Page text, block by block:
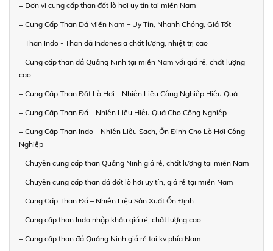
+ Đơn vị cung cấp than đốt lò hơi uy tín tại miền Nam
+ Cung Cấp Than Đá Miền Nam – Uy Tín, Nhanh Chóng, Giá Tốt
+ Than Indo - Than đá Indonesia chất lượng, nhiệt trị cao
+ Cung cấp than đá Quảng Ninh tại miền Nam với giá rẻ, chất lượng
cao
+ Cung Cấp Than Đốt Lò Hơi – Nhiên Liệu Công Nghiệp Hiệu Quả
+ Cung Cấp Than Đá – Nhiên Liệu Hiệu Quả Cho Công Nghiệp
+ Cung Cấp Than Indo – Nhiên Liệu Sạch, Ổn Định Cho Lò Hơi Công
Nghiệp
+ Chuyên cung cấp than Quảng Ninh giá rẻ, chất lượng tại miền Nam
+ Chuyên cung cấp than đá đốt lò hơi uy tín, giá rẻ tại miền Nam
+ Cung Cấp Than Đá – Nhiên Liệu Sản Xuất Ổn Định
+ Cung cấp than Indo nhập khẩu giá rẻ, chất lượng cao
+ Cung cấp than đá Quảng Ninh giá rẻ tại kv phía Nam